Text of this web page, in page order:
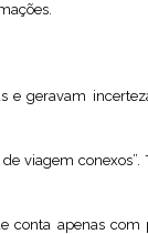
e geravam
viagem conexos”.
conta apenas com